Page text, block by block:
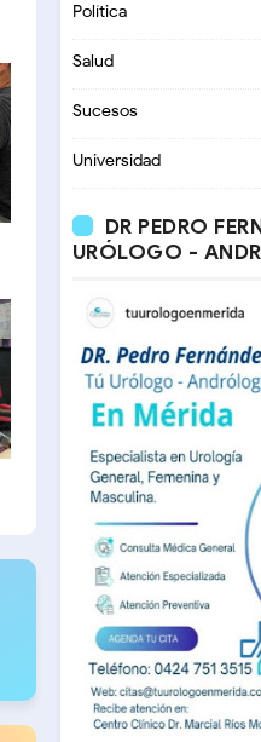
Política
Salud
Sucesos
Universidad
DR PEDRO
URÓLOGO -